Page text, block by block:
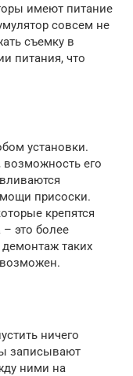
имеют питание
совсем не
съемку в
питания, что
установки.
возможность его
присоски.
крепятся
это более
таких
ничего
записывают
ними на